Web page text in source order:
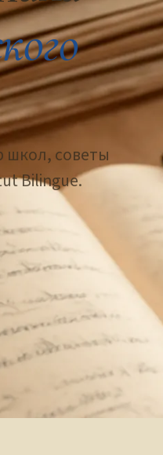
школ, советы
Bilingue.